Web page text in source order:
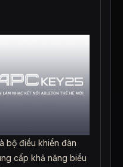
bộ điều khiển đàn
cấp khả năng biểu